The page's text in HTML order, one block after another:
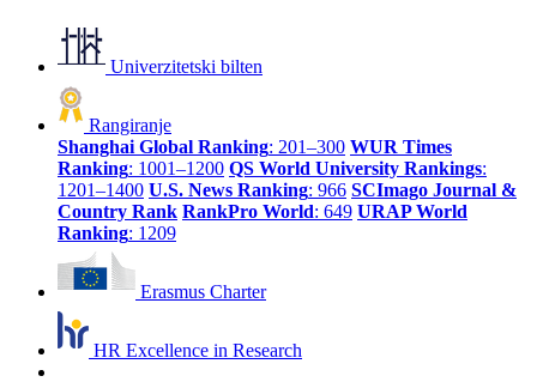
Univerzitetski bilten
Rangiranje
Shanghai Global Ranking: 201–300 WUR Times
Ranking: 1001–1200 QS World University Rankings:
1201–1400 U.S. News Ranking: 966 SCImago Journal &
Country Rank RankPro World: 649 URAP World
Ranking: 1209
Erasmus Charter
HR Excellence in Research